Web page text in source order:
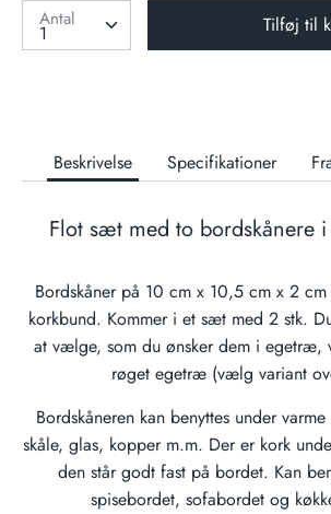
Antal Tilføj til
Beskrivelse Specifikationer
Flot sæt med to bordskånere
Bordskåner på 10 cm x 10,5 cm x 2
korkbund. Kommer i et sæt med 2 stk.
at vælge, som du ønsker dem i egetræ,
røget egetræ (vælg variant
Bordskåneren kan benyttes under
skåle, glas, kopper m.m. Der er kork
den står godt fast på bordet. Kan
spisebordet, sofabordet og